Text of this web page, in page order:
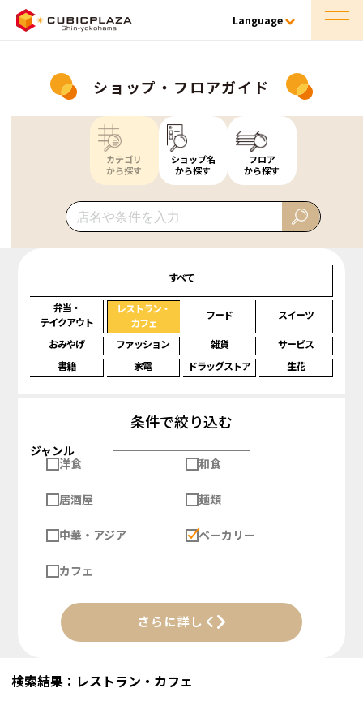
Language
ショップ・フロアガイド
カテゴリ
から探す
ショップ名
から探す
フロア
から探す
すべて
弁当・
テイクアウト
レストラン・
カフェ
フード スイーツ
おみやげ ファッション 雑貨
サービス
書籍
家電 ドラッグストア 生花
条件で絞り込む
ジャンル
洋食
和食
居酒屋 麺類
中華・アジア ベーカリー
カフェ
さらに詳しく
検索結果：レストラン・カフェ